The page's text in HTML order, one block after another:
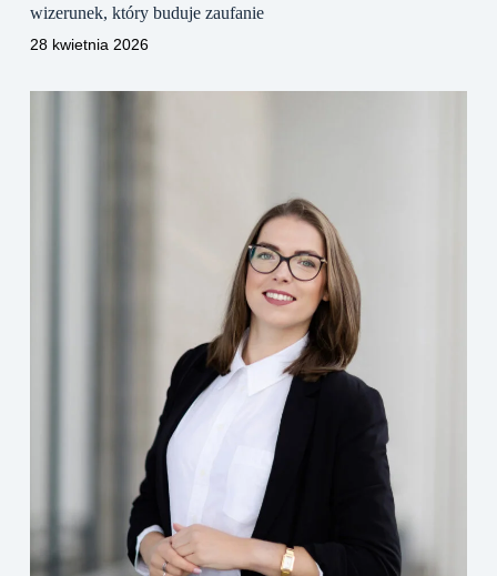
wizerunek, który buduje zaufanie
28 kwietnia 2026